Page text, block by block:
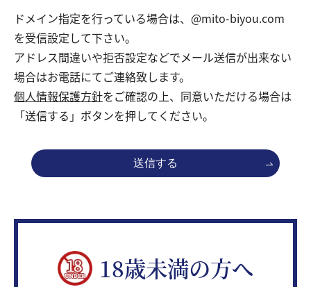
ドメイン指定を行っている場合は、@mito-biyou.com
を受信設定して下さい。
アドレス間違いや拒否設定などでメール送信が出来ない
場合はお電話にてご連絡致します。
個人情報保護方針をご確認の上、同意いただける場合は
「送信する」ボタンを押してください。
18歳未満の方へ